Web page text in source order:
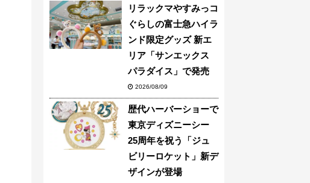
リラックマやすみっコ
ぐらしの富士急ハイラ
ンド限定グッズ 新エ
リア「サンエックス
パラダイス」で発売
2026/08/09
歴代ハーバーショーで
東京ディズニーシー
25周年を祝う「ジュ
ビリーロケット」新デ
ザインが登場